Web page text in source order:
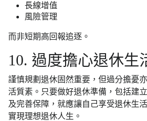
長線增值
風險管理
而非短期高回報追逐。
10. 過度擔心退休生
謹慎規劃退休固然重要，但過分擔憂
活質素。只要做好退休準備，包括建
及完善保障，就應讓自己享受退休生
實現理想退休人生。